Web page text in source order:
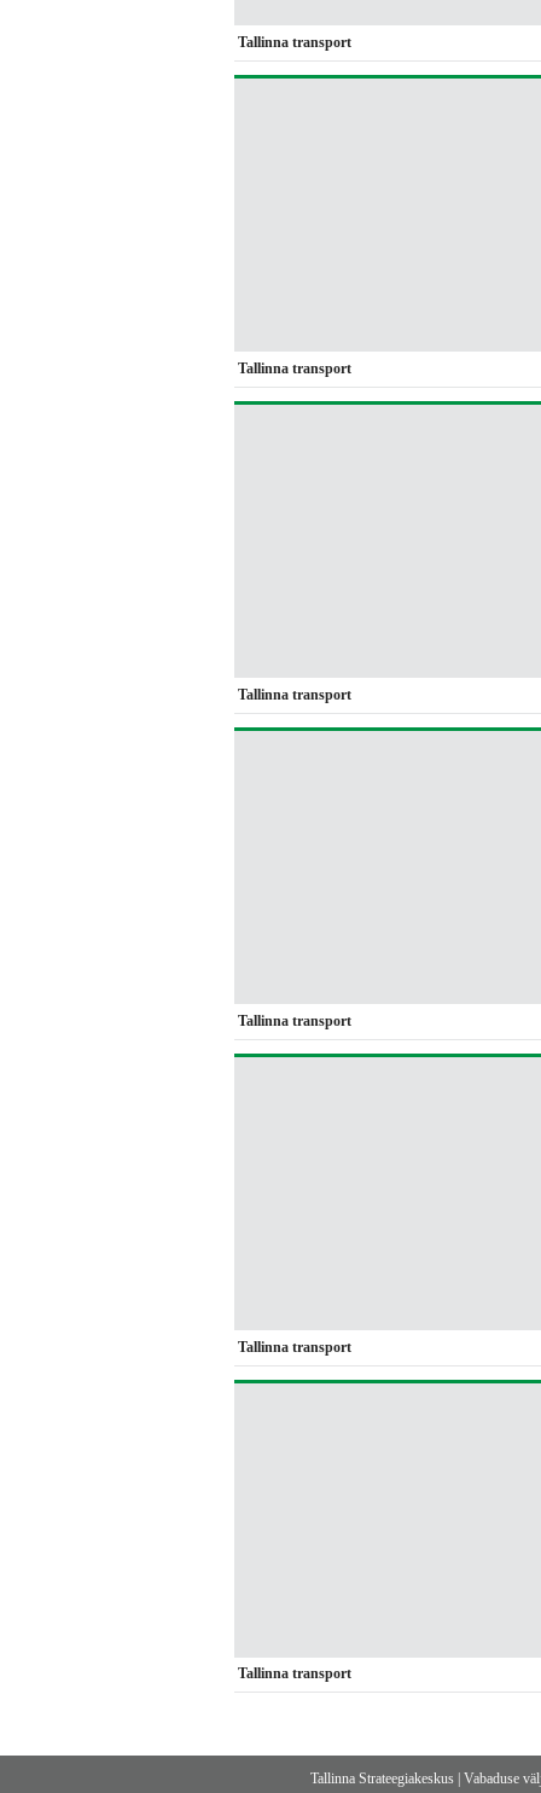
Tallinna transport
Tallinna transport
Tallinna transport
Tallinna transport
Tallinna transport
Tallinna transport
Tallinna Strateegiakeskus |Vabaduse